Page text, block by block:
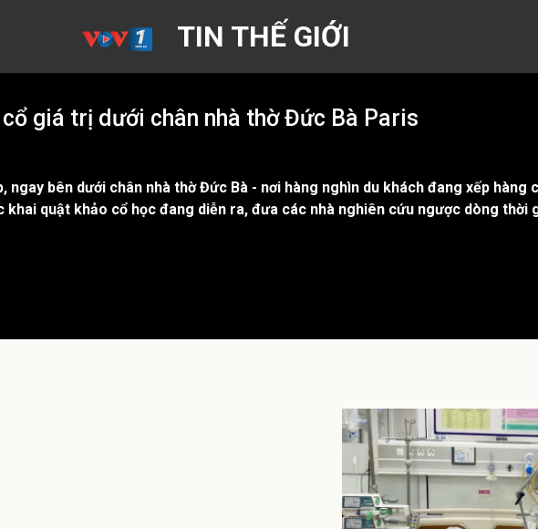
TIN THẾ GIỚI
giá trị dưới chân nhà thờ Đức Bà Paris
ngay bên dưới chân nhà thờ Đức Bà - nơi hàng nghìn du khách đang xếp hàng
khai quật khảo cổ học đang diễn ra, đưa các nhà nghiên cứu ngược dòng thời